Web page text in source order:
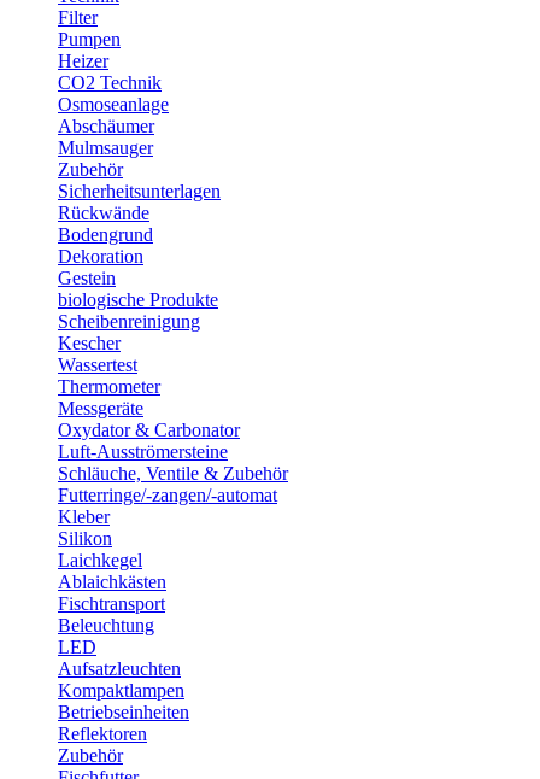
Filter
Pumpen
Heizer
CO2 Technik
Osmoseanlage
Abschäumer
Mulmsauger
Zubehör
Sicherheitsunterlagen
Rückwände
Bodengrund
Dekoration
Gestein
biologische Produkte
Scheibenreinigung
Kescher
Wassertest
Thermometer
Messgeräte
Oxydator & Carbonator
Luft-Ausströmersteine
Schläuche, Ventile & Zubehör
Futterringe/-zangen/-automat
Kleber
Silikon
Laichkegel
Ablaichkästen
Fischtransport
Beleuchtung
LED
Aufsatzleuchten
Kompaktlampen
Betriebseinheiten
Reflektoren
Zubehör